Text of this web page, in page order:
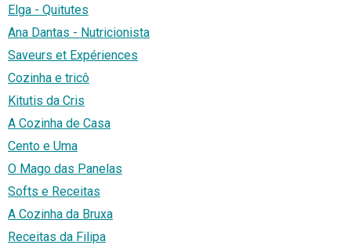
Elga - Quitutes
Ana Dantas - Nutricionista
Saveurs et Expériences
Cozinha e tricô
Kitutis da Cris
A Cozinha de Casa
Cento e Uma
O Mago das Panelas
Softs e Receitas
A Cozinha da Bruxa
Receitas da Filipa